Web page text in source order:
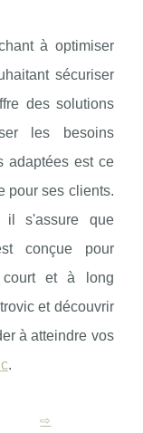
à optimiser
sécuriser
des solutions
les besoins
adaptées est ce
pour ses clients.
il s'assure que
conçue pour
court et à long
et découvrir
à atteindre vos
.